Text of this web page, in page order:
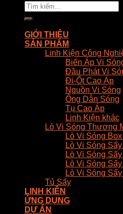
Tìm
kiếm:
GIỚI THIỆU
SẢN PHẨM
Linh Kiện Công
Biến Áp Vi
Đầu Phát Vi
Đi-Ốt Cao Áp
Nguồn Vi Sóng
Ống Dẫn Sóng
Tụ Cao Áp
Linh Kiện khác
Lò Vi Sóng Thương
Lò Vi Sóng
Lò Vi Sóng
Lò Vi Sóng
Lò Vi Sóng
Lò Vi Sóng
Tủ Sấy
LINH KIỆN
ỨNG DỤNG
DỰ ÁN